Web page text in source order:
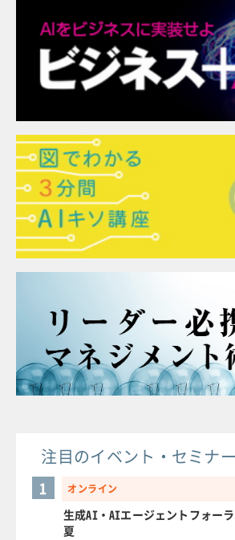
注目のイベント・セミナ
オンライン
1
生成AI・AIエージェントフォー
夏